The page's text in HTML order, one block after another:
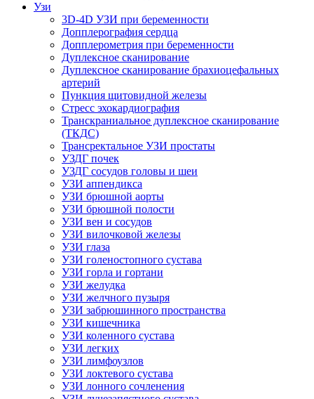
Узи
3D-4D УЗИ при беременности
Допплерография сердца
Допплерометрия при беременности
Дуплексное сканирование
Дуплексное сканирование брахиоцефальных
артерий
Пункция щитовидной железы
Стресс эхокардиография
Транскраниальное дуплексное сканирование
(ТКДС)
Трансректальное УЗИ простаты
УЗДГ почек
УЗДГ сосудов головы и шеи
УЗИ аппендикса
УЗИ брюшной аорты
УЗИ брюшной полости
УЗИ вен и сосудов
УЗИ вилочковой железы
УЗИ глаза
УЗИ голеностопного сустава
УЗИ горла и гортани
УЗИ желудка
УЗИ желчного пузыря
УЗИ забрюшинного пространства
УЗИ кишечника
УЗИ коленного сустава
УЗИ легких
УЗИ лимфоузлов
УЗИ локтевого сустава
УЗИ лонного сочленения